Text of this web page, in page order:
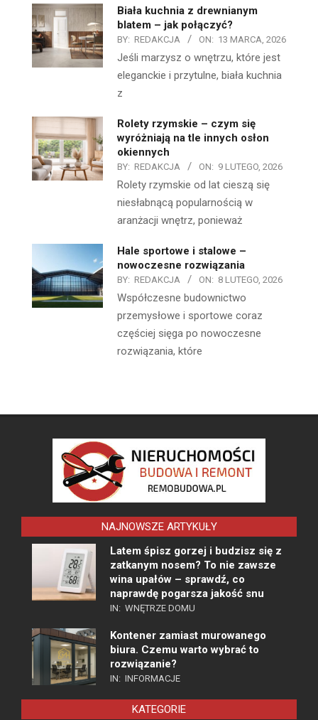
Biała kuchnia z drewnianym
blatem – jak połączyć?
BY: REDAKCJA ON: 13 MARCA, 2026
Jeśli marzysz o wnętrzu, które jest
eleganckie i przytulne, biała kuchnia
z
Rolety rzymskie – czym się
wyróżniają na tle innych osłon
okiennych
BY: REDAKCJA ON: 9 LUTEGO, 2026
Rolety rzymskie od lat cieszą się
niesłabnącą popularnością w
aranżacji wnętrz, ponieważ
Hale sportowe i stalowe –
nowoczesne rozwiązania
BY: REDAKCJA ON: 8 LUTEGO, 2026
Współczesne budownictwo
przemysłowe i sportowe coraz
częściej sięga po nowoczesne
rozwiązania, które
NAJNOWSZE ARTYKUŁY
Latem śpisz gorzej i budzisz się z
zatkanym nosem? To nie zawsze
wina upałów – sprawdź, co
naprawdę pogarsza jakość snu
IN: WNĘTRZE DOMU
Kontener zamiast murowanego
biura. Czemu warto wybrać to
rozwiązanie?
IN: INFORMACJE
KATEGORIE